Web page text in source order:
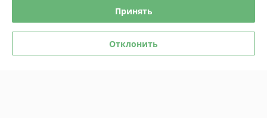
График работы
Принять
Отклонить